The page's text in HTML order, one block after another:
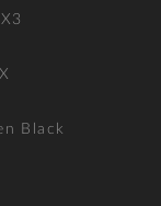
Black